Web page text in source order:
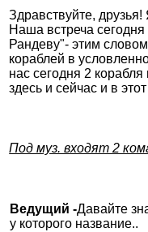
Здравствуйте, друзья!
Наша встреча
Рандеву"- этим
кораблей в
нас сегодня 2
здесь и сейчас и в
Под муз. входят 2
Ведущий -Давайте
у которого название..